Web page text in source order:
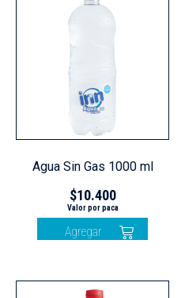
Agua Sin Gas 1000 ml
$10.400
Agregar